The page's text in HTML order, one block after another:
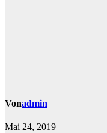
Vonadmin
Mai 24, 2019